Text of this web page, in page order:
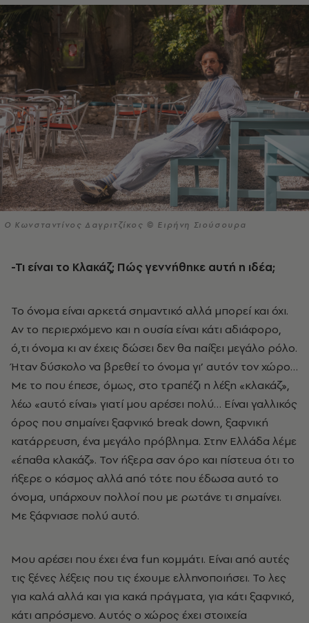
Ο Κωνσταντίνος Δαγριτζίκος © Ειρήνη Σιούσουρα
-Τι είναι το Κλακάζ; Πώς γεννήθηκε αυτή η ιδέα;
Το όνομα είναι αρκετά σημαντικό αλλά μπορεί και όχι.
Αν το περιερχόμενο και η ουσία είναι κάτι αδιάφορο,
ό,τι όνομα κι αν έχεις δώσει δεν θα παίξει μεγάλο ρόλο.
Ήταν δύσκολο να βρεθεί το όνομα γι’ αυτόν τον χώρο…
Με το που έπεσε, όμως, στο τραπέζι η λέξη «κλακάζ»,
λέω «αυτό είναι» γιατί μου αρέσει πολύ… Είναι γαλλικός
όρος που σημαίνει ξαφνικό break down, ξαφνική
κατάρρευση, ένα μεγάλο πρόβλημα. Στην Ελλάδα λέμε
«έπαθα κλακάζ». Τον ήξερα σαν όρο και πίστευα ότι το
ήξερε ο κόσμος αλλά από τότε που έδωσα αυτό το
όνομα, υπάρχουν πολλοί που με ρωτάνε τι σημαίνει.
Με ξάφνιασε πολύ αυτό.
Μου αρέσει που έχει ένα fun κομμάτι. Είναι από αυτές
τις ξένες λέξεις που τις έχουμε ελληνοποιήσει. Το λες
για καλά αλλά και για κακά πράγματα, για κάτι ξαφνικό,
κάτι απρόσμενο. Αυτός ο χώρος έχει στοιχεία